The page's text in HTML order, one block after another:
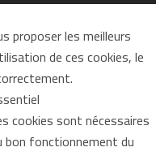
proposer les meilleurs
de ces cookies, le
cookies sont nécessaires
bon fonctionnement du